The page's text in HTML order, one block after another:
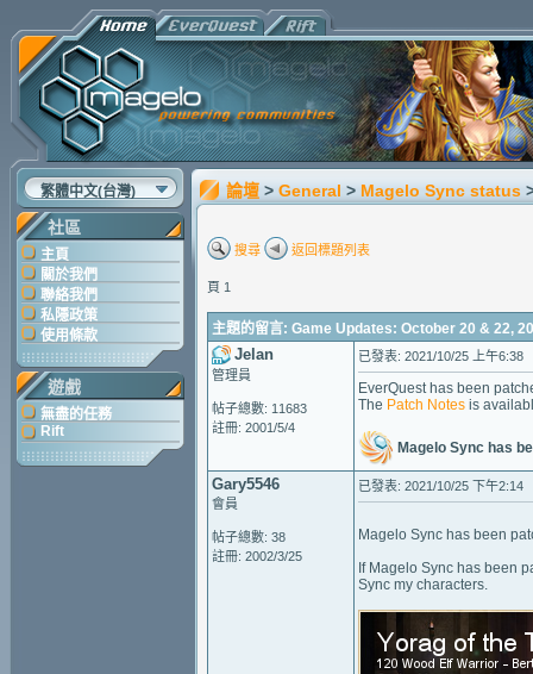
繁體中文(台灣)
社區
主頁
關於我們
聯絡我們
私隱政策
使用條款
遊戲
無盡的任務
Rift
論壇 > General > Magelo Sync status
搜尋 返回標題列表
頁 1
主題的留言: Game Updates: October 20 & 22,
Jelan
管理員
帖子總數: 11683
註冊: 2001/5/4
已發表: 2021/10/25 上午6:38
EverQuest has been
The Patch Notes is
Magelo Sync has
Gary5546
會員
帖子總數: 38
註冊: 2002/3/25
已發表: 2021/10/25 下午2:14
Magelo Sync has been
If Magelo Sync has been
Sync my characters.